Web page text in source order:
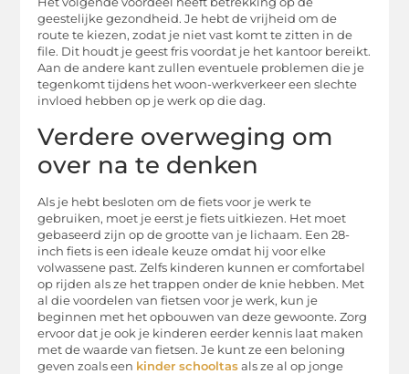
geestelijke gezondheid. Je hebt de vrijheid om de
route te kiezen, zodat je niet vast komt te zitten in de
file. Dit houdt je geest fris voordat je het kantoor bereikt.
Aan de andere kant zullen eventuele problemen die je
tegenkomt tijdens het woon-werkverkeer een slechte
invloed hebben op je werk op die dag.
Verdere overweging om
over na te denken
Als je hebt besloten om de fiets voor je werk te
gebruiken, moet je eerst je fiets uitkiezen. Het moet
gebaseerd zijn op de grootte van je lichaam. Een 28-
inch fiets is een ideale keuze omdat hij voor elke
volwassene past. Zelfs kinderen kunnen er comfortabel
op rijden als ze het trappen onder de knie hebben. Met
al die voordelen van fietsen voor je werk, kun je
beginnen met het opbouwen van deze gewoonte. Zorg
ervoor dat je ook je kinderen eerder kennis laat maken
met de waarde van fietsen. Je kunt ze een beloning
geven zoals een kinder schooltas als ze al op jonge